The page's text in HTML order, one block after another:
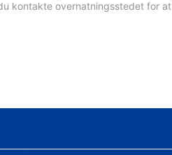
kontakte overnatningsstedet for at